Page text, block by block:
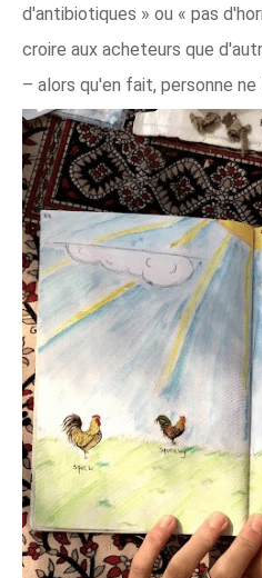
d'antibiotiques » ou « pas
croire aux acheteurs que
– alors qu'en fait, personne